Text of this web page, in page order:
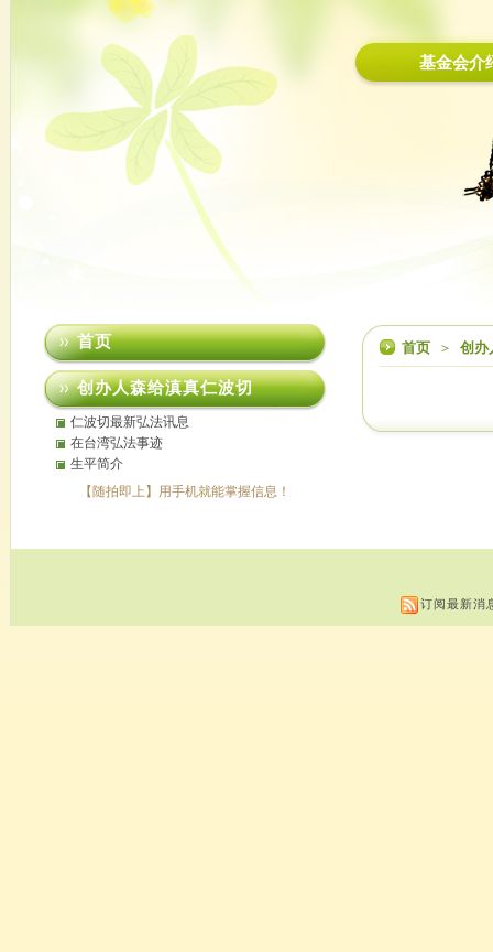
基金会介
首页 ＞ 创办
首页
创办人森给滇真仁波切
仁波切最新弘法讯息
在台湾弘法事迹
生平简介
【随拍即上】用手机就能掌握信息！
订阅最新消